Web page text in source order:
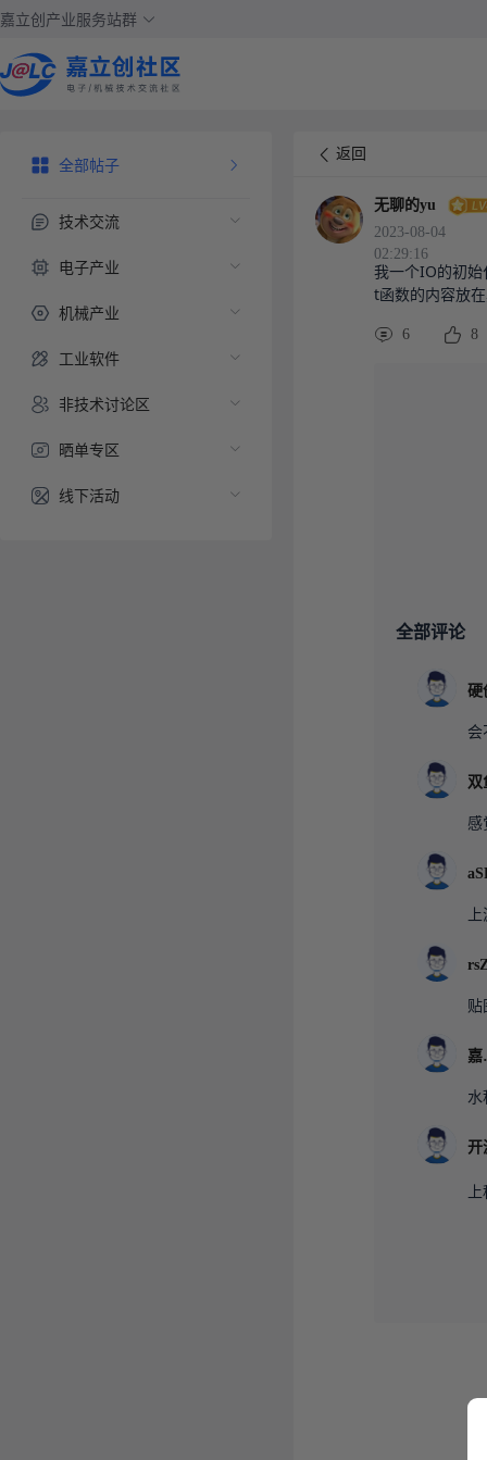
嘉立创产业服务站群
全部帖子
技术交流
电子产业
机械产业
工业软件
非技术讨论区
晒单专区
线下活动
返回
无聊的yu
2023-08-04
02:29:16
我一个IO的初
t函数的内容放
6 8
全部评论
贴